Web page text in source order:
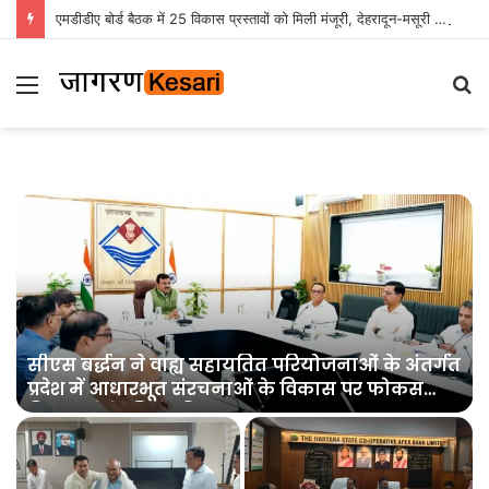
एमडीडीए बोर्ड बैठक में 25 विकास प्रस्तावों को मिली मंजूरी, देहरादून-मसूरी के नियोजित विकास को मिलेगी रफ्तार
Menu
सीएस बर्द्धन ने वाह्य सहायतित परियोजनाओं के अंतर्गत
प्रदेश में आधारभूत संरचनाओं के विकास पर फोकस
किए जाने के निर्देश दिए